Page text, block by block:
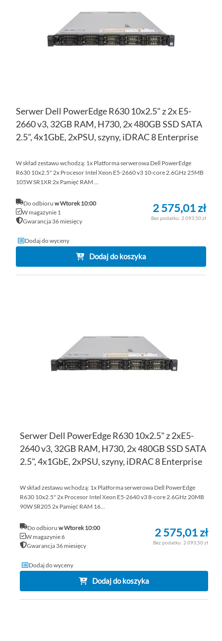
Serwer Dell PowerEdge R630 10x2.5" z 2x E5-
2660 v3, 32GB RAM, H730, 2x 480GB SSD SATA
2.5", 4x1GbE, 2xPSU, szyny, iDRAC 8 Enterprise
W skład zestawu wchodzą: 1x Platforma serwerowa Dell PowerEdge
R630 10x2.5" 2x Procesor Intel Xeon E5-2660 v3 10-core 2.6GHz 25MB
105W SR1XR 2x Pamięć RAM ...
Do odbioru w Wtorek 10:00
W magazynie 1
Gwarancja 36 miesięcy
2 575,01 zł
2 093,50 zł
Dodaj do wyceny
Dodaj do koszyka
Serwer Dell PowerEdge R630 10x2.5" z 2xE5-
2640 v3, 32GB RAM, H730, 2x 480GB SSD SATA
2.5", 4x1GbE, 2xPSU, szyny, iDRAC 8 Enterprise
W skład zestawu wchodzą: 1x Platforma serwerowa Dell PowerEdge
R630 10x2.5" 2x Procesor Intel Xeon E5-2640 v3 8-core 2.6GHz 20MB
90W SR205 2x Pamięć RAM 16...
Do odbioruw Wtorek 10:00
W magazynie 6
Gwarancja 36 miesięcy
2 575,01 zł
2 093,50 zł
Dodaj do wyceny
Dodaj do koszyka